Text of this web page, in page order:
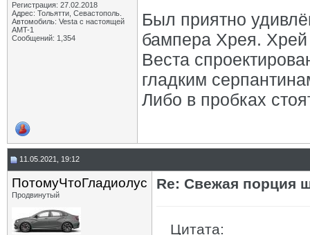
Регистрация: 27.02.2018
Адрес: Тольятти, Севастополь.
Автомобиль: Vesta с настоящей
AMT-1
Сообщений: 1,354
Был приятно
бампера Хрея.
Веста
гладким
Либо в пробках
11.05.2021, 19:12
ПотомуЧтоГладиолус
Продвинутый
Re: Свежая порция
Цитата: